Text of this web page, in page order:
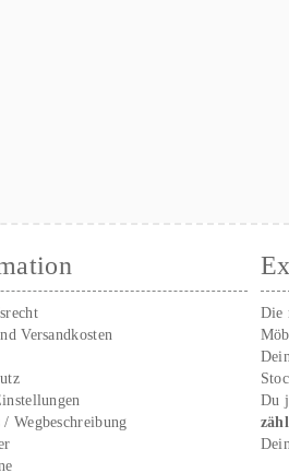
Versandkosten
Wegbeschreibung
Die
Du